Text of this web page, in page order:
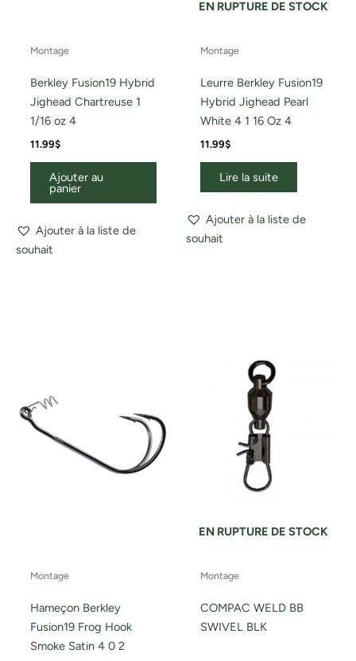
Montage
Berkley Fusion19 Hybrid
Jighead Chartreuse 1
1/16 oz 4
11.99$
Ajouter au
panier
Ajouter à la liste de
souhait
EN RUPTURE DE STOCK
Montage
Leurre Berkley Fusion19
Hybrid Jighead Pearl
White 4 1 16 Oz 4
11.99$
Lire la suite
Ajouter à la liste de
souhait
Montage
Hameçon Berkley
Fusion19 Frog Hook
Smoke Satin 4 0 2
EN RUPTURE DE STOCK
Montage
COMPAC WELD BB
SWIVEL BLK